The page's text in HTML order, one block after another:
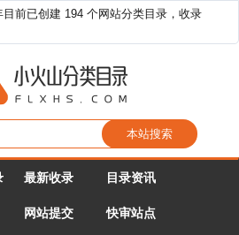
前已创建 194 个网站分类目录，收录
最新收录 目录资讯
网站提交 快审站点